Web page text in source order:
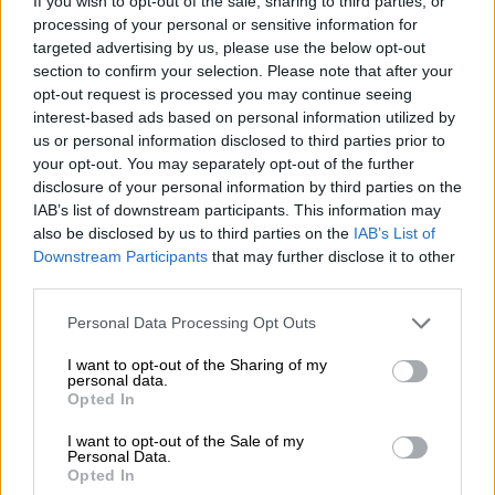
processing of your personal or sensitive information for
targeted advertising by us, please use the below opt-out
section to confirm your selection. Please note that after your
opt-out request is processed you may continue seeing
interest-based ads based on personal information utilized by
us or personal information disclosed to third parties prior to
your opt-out. You may separately opt-out of the further
disclosure of your personal information by third parties on the
IAB’s list of downstream participants. This information may
also be disclosed by us to third parties on the IAB’s List of
Downstream Participants that may further disclose it to other
Personal Data Processing Opt Outs
I want to opt-out of the Sharing of my
personal data.
Opted In
I want to opt-out of the Sale of my
Personal Data.
Opted In
NOTICIAS RELACIONADAS
El impuesto al queroseno, una
"ruina" para España que no reducirá
las emisiones